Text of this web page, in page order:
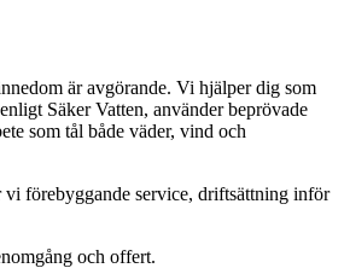
är avgörande. Vi hjälper dig som
Säker Vatten, använder beprövade
som tål både väder, vind och
förebyggande service, driftsättning inför
och offert.